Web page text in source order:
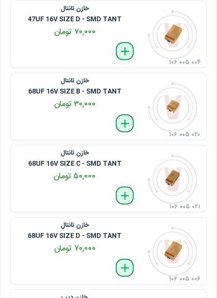
خازن تانتال
47UF 16V SIZE D - SMD TANT
۷۰,۰۰۰ تومان
delete
remove
add
۱۰۶ ۰۰۵ ۰۰۴
خازن تانتال
68UF 16V SIZE B - SMD TANT
۳۰,۰۰۰ تومان
delete
remove
add
۱۰۶ ۰۰۵ ۰۲۰
خازن تانتال
68UF 16V SIZE C - SMD TANT
۵۰,۰۰۰ تومان
delete
remove
add
۱۰۶ ۰۰۵ ۰۲۱
خازن تانتال
68UF 16V SIZE D - SMD TANT
۷۰,۰۰۰ تومان
delete
remove
add
۱۰۶ ۰۰۵ ۰۰۶